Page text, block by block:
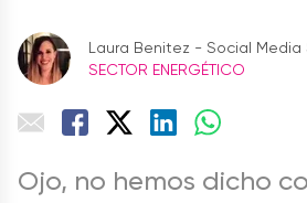
Laura Benitez - Social Media
SECTOR ENERGÉTICO
Ojo, no hemos dicho